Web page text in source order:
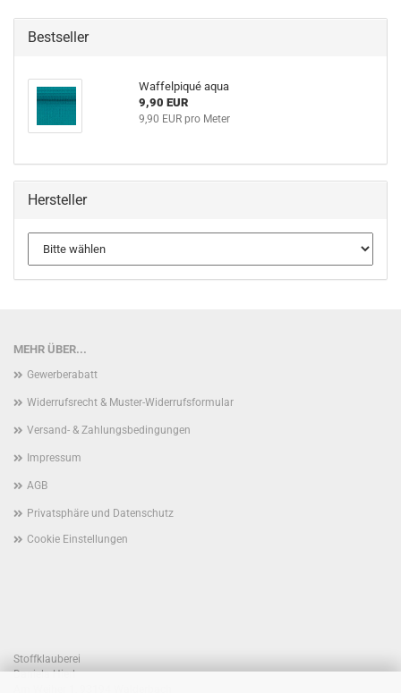
Bestseller
Waffelpiqué aqua
9,90 EUR
9,90 EUR pro Meter
Hersteller
MEHR ÜBER...
Gewerberabatt
Widerrufsrecht & Muster-Widerrufsformular
Versand- & Zahlungsbedingungen
Impressum
AGB
Privatsphäre und Datenschutz
Cookie Einstellungen
Stoffklauberei
Daniela Hierl